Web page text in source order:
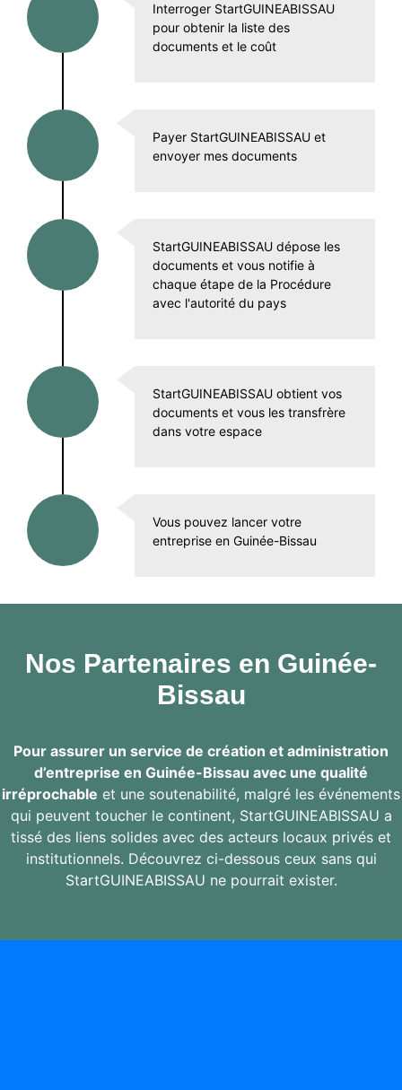
Interroger StartGUINEABISSAU
pour obtenir la liste des
documents et le coût
Payer StartGUINEABISSAU et
envoyer mes documents
StartGUINEABISSAU dépose les
documents et vous notifie à
chaque étape de la Procédure
avec l'autorité du pays
StartGUINEABISSAU obtient vos
documents et vous les transfrère
dans votre espace
Vous pouvez lancer votre
entreprise en Guinée-Bissau
Nos Partenaires en Guinée-
Bissau
Pour assurer un service de création et administration
d’entreprise en Guinée-Bissau avec une qualité
irréprochable et une soutenabilité, malgré les événements
qui peuvent toucher le continent, StartGUINEABISSAU a
tissé des liens solides avec des acteurs locaux privés et
institutionnels. Découvrez ci-dessous ceux sans qui
StartGUINEABISSAU ne pourrait exister.